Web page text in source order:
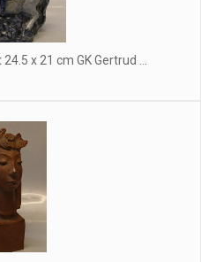
x 21 cm GK Gertrud ...